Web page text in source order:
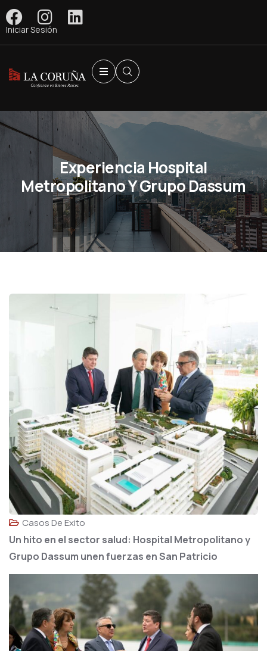
Iniciar Sesión
Experiencia Hospital
Metropolitano Y Grupo Dassum
Casos De Exito
Un hito en el sector salud: Hospital Metropolitano y
Grupo Dassum unen fuerzas en San Patricio